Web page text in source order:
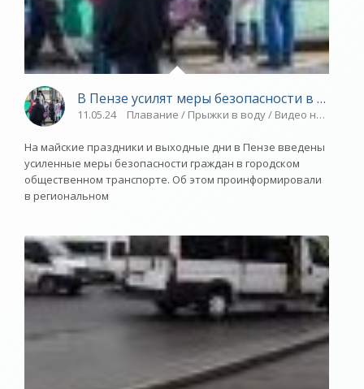
В Пензе усилят меры безопасности в
11.05.24 Плавание / Прыжки в воду / Видео новости /
На майские праздники и выходные дни в Пензе введены
усиленные меры безопасности граждан в городском
общественном транспорте. Об этом проинформировали
в региональном